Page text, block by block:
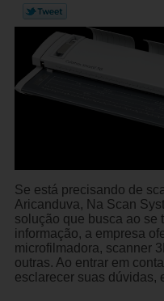
Se está precisando de
Aricanduva, Na Scan
solução que busca ao se
informação, a empresa
microfilmadora, scanner
outras. Ao entrar em
esclarecer suas dúvidas,